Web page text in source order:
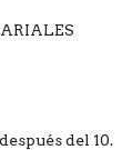
del 10.